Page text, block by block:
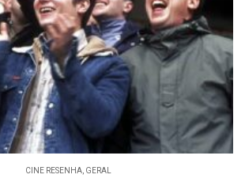
CINE RESENHA, GERAL